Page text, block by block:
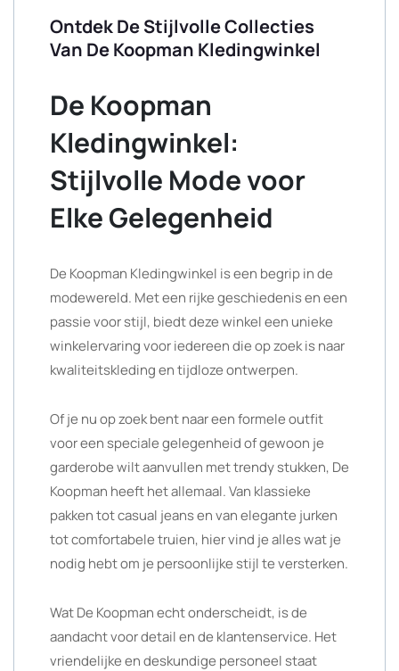
Ontdek De Stijlvolle Collecties
Van De Koopman Kledingwinkel
De Koopman
Kledingwinkel:
Stijlvolle Mode voor
Elke Gelegenheid
De Koopman Kledingwinkel is een begrip in de
modewereld. Met een rijke geschiedenis en een
passie voor stijl, biedt deze winkel een unieke
winkelervaring voor iedereen die op zoek is naar
kwaliteitskleding en tijdloze ontwerpen.
Of je nu op zoek bent naar een formele outfit
voor een speciale gelegenheid of gewoon je
garderobe wilt aanvullen met trendy stukken, De
Koopman heeft het allemaal. Van klassieke
pakken tot casual jeans en van elegante jurken
tot comfortabele truien, hier vind je alles wat je
nodig hebt om je persoonlijke stijl te versterken.
Wat De Koopman echt onderscheidt, is de
aandacht voor detail en de klantenservice. Het
vriendelijke en deskundige personeel staat